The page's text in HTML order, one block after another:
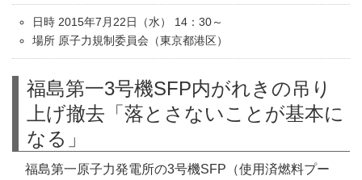
日時 2015年7月22日（水） 14：30～
場所 原子力規制委員会（東京都港区）
福島第一3号機SFP内がれきの吊り
上げ撤去「落とさないことが基本に
なる」
福島第一原子力発電所の3号機SFP（使用済燃料プー